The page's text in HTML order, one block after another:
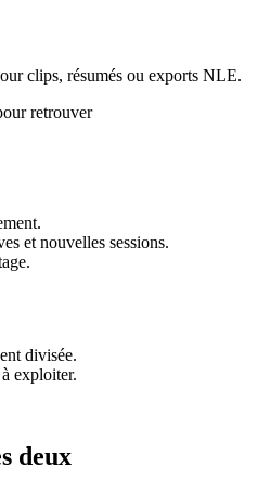
clips, résumés ou exports NLE.
retrouver
et nouvelles sessions.
divisée.
exploiter.
deux